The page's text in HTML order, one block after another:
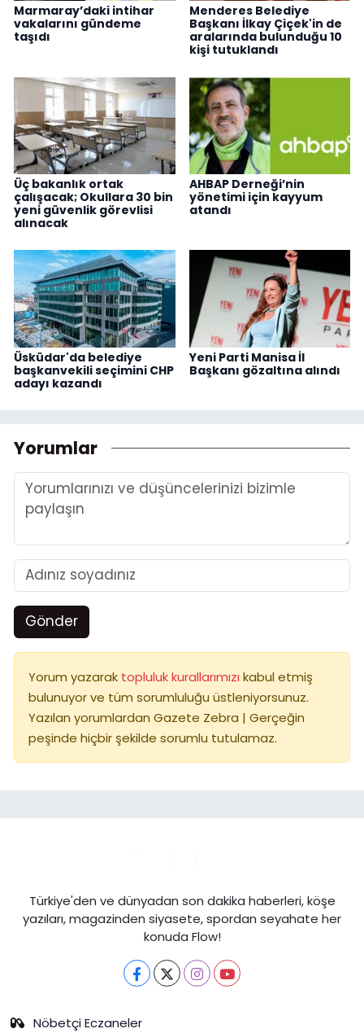
Marmaray’daki intihar
vakalarını gündeme
taşıdı
Menderes Belediye
Başkanı İlkay Çiçek'in de
aralarında bulunduğu 10
kişi tutuklandı
Üç bakanlık ortak
çalışacak; Okullara 30 bin
yeni güvenlik görevlisi
alınacak
AHBAP Derneği’nin
yönetimi için kayyum
atandı
Üsküdar'da belediye
başkanvekili seçimini CHP
adayı kazandı
Yeni Parti Manisa İl
Başkanı gözaltına alındı
Yorumlar
Gönder
Yorum yazarak topluluk kurallarımızı kabul etmiş
bulunuyor ve tüm sorumluluğu üstleniyorsunuz.
Yazılan yorumlardan Gazete Zebra | Gerçeğin
peşinde hiçbir şekilde sorumlu tutulamaz.
Türkiye'den ve dünyadan son dakika haberleri, köşe
yazıları, magazinden siyasete, spordan seyahate her
konuda Flow!
Nöbetçi Eczaneler